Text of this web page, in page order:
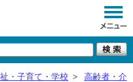
・子育て・学校 >
高齢者・介